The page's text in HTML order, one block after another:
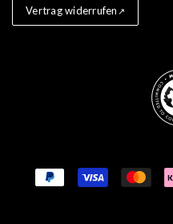
Vertrag widerrufen
Zahlungsmethoden